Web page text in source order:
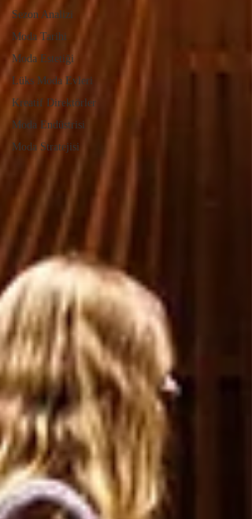
Sezon Analizi
Moda Tarihi
Moda Estetiği
Lüks Moda Evleri
Kreatif Direktörler
Moda Endüstrisi
Moda Stratejisi